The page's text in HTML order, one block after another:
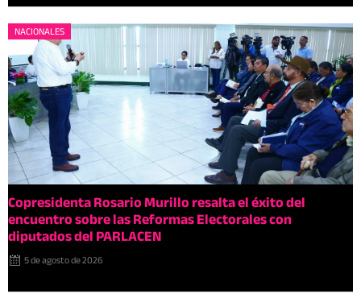
NACIONALES
Copresidenta Rosario Murillo resalta el éxito del
encuentro sobre las Reformas Electorales con
diputados del PARLACEN
5 de agosto de 2026